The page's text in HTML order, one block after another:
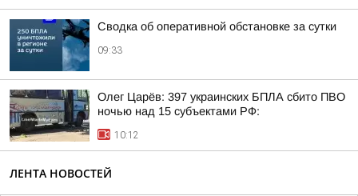
Сводка об оперативной обстановке за сутки
09:33
Олег Царёв: 397 украинских БПЛА сбито ПВО
ночью над 15 субъектами РФ:
10:12
ЛЕНТА НОВОСТЕЙ